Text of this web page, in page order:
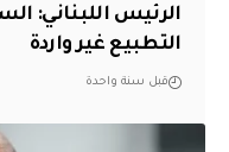
الرئيس اللبناني:
التطبيع غير واردة
قبل سنة واحدة